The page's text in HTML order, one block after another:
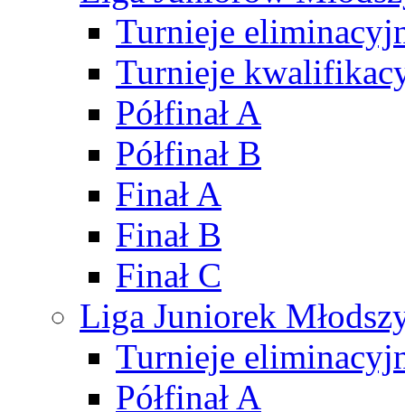
Turnieje
Turnieje
Półfinał A
Półfinał B
Finał A
Finał B
Finał C
Liga Juniorek
Turnieje
Półfinał A